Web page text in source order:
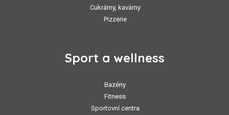
Cukrárny, kavárny
Pizzerie
Sport a wellness
Bazény
Fitness
Sportovní centra